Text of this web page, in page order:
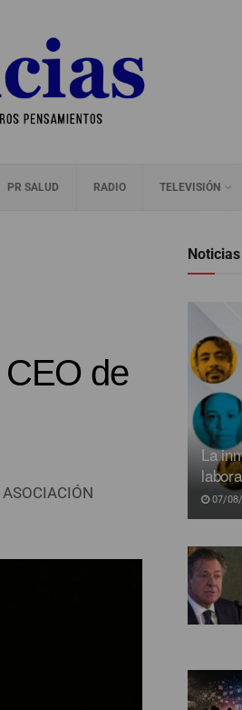
PR SALUD RADIO TELEVISIÓN
de
La
07/